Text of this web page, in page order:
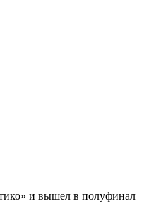
и вышел в полуфинал